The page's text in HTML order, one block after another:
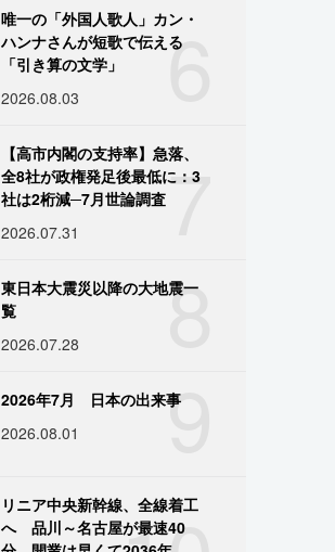
6
唯一の「外国人歌人」カン・
ハンナさんが短歌で伝える
「引き算の文学」
2026.08.03
7
【高市内閣の支持率】急落、
全8社が政権発足後最低に：3
社は2桁減─7月世論調査
2026.07.31
8
東日本大震災以降の大地震一
覧
2026.07.28
9
2026年7月 日本の出来事
2026.08.01
リニア中央新幹線、全線着工
へ 品川～名古屋が最速40